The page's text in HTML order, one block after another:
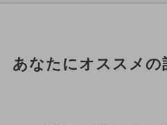
あなたにオススメの